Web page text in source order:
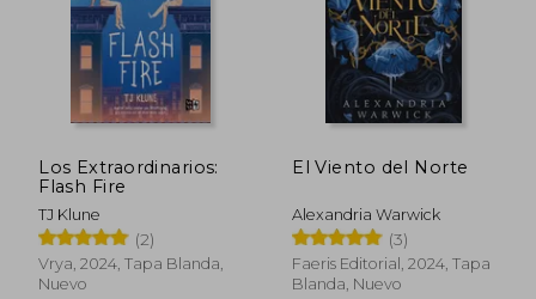
Los Extraordinarios:
Flash Fire
TJ Klune
(2)
Vrya, 2024, Tapa Blanda,
Nuevo
El Viento del Norte
Alexandria Warwick
(3)
Faeris Editorial, 2024, Tapa
Blanda, Nuevo